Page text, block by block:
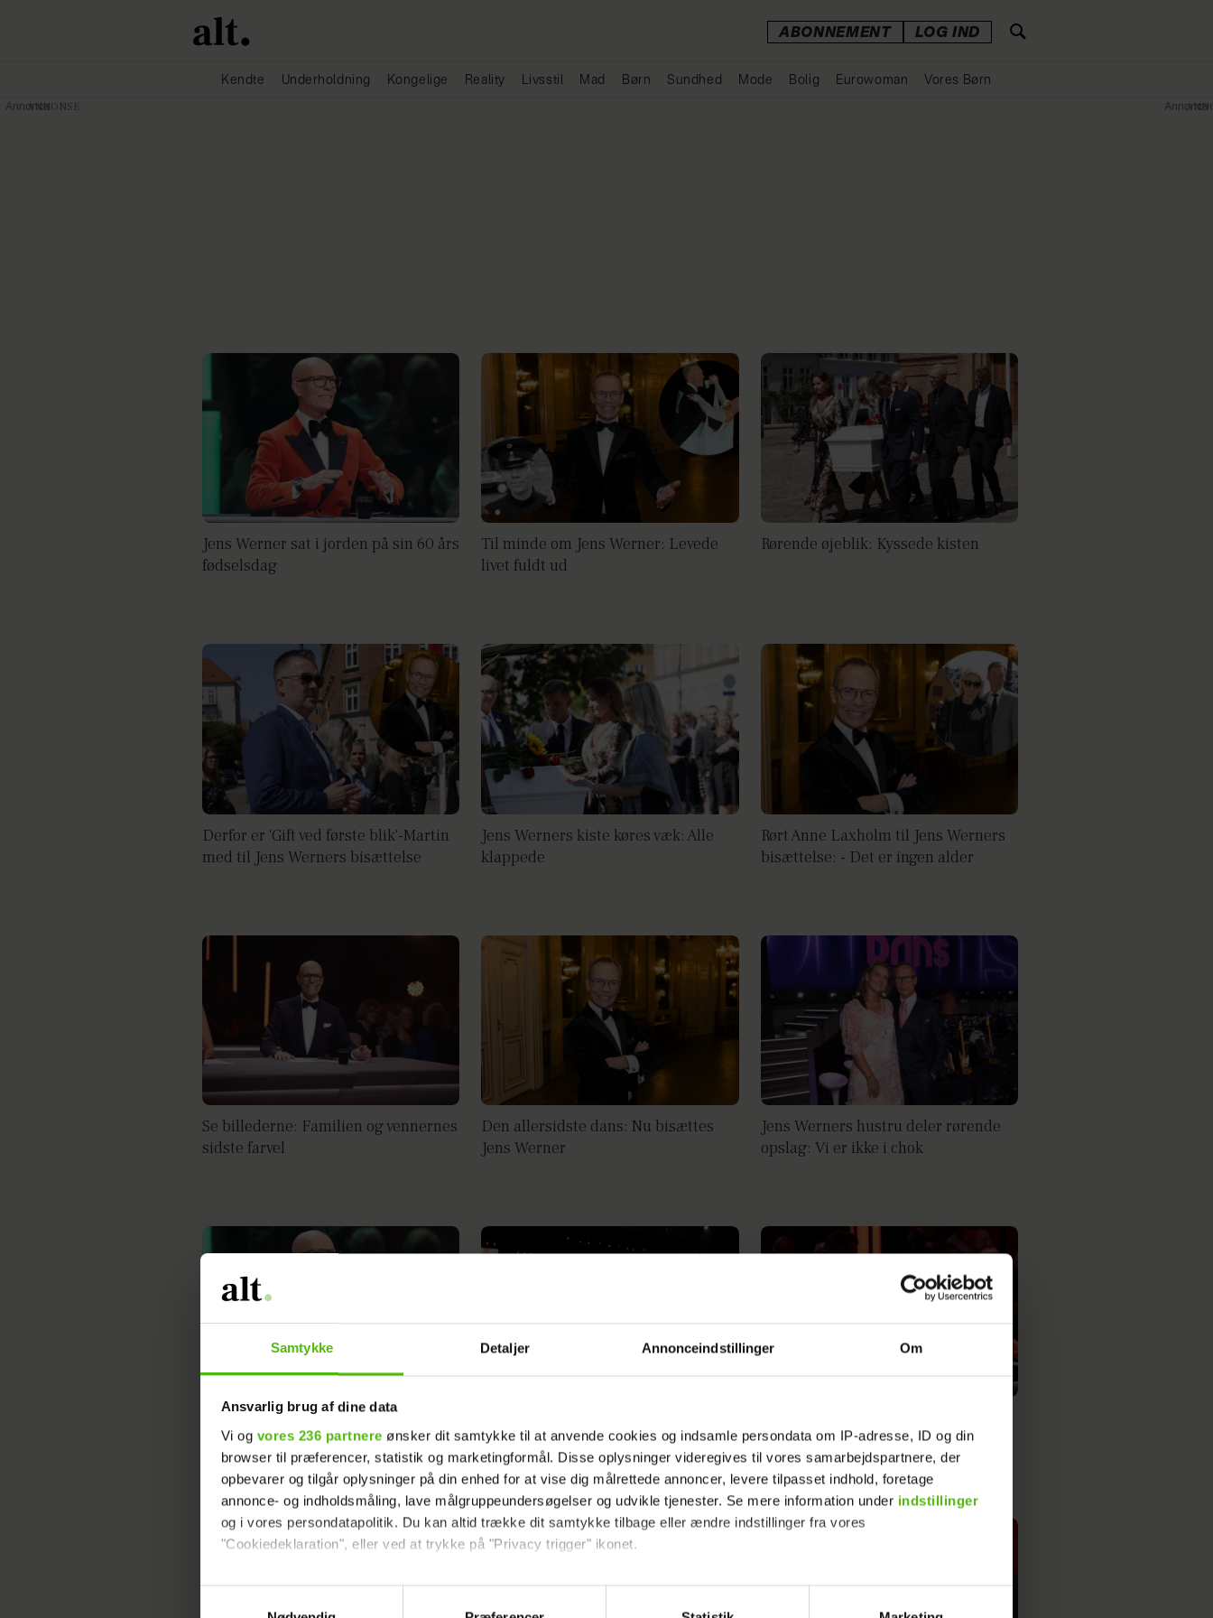
Samtykke Detaljer Annonceindstillinger Om
Ansvarlig brug af dine data
Vi og vores 236 partnere ønsker dit samtykke til at anvende cookies og indsamle persondata om IP-adresse, ID og din
browser til præferencer, statistik og marketingformål. Disse oplysninger videregives til vores samarbejdspartnere, der
opbevarer og tilgår oplysninger på din enhed for at vise dig målrettede annoncer, levere tilpasset indhold, foretage
annonce- og indholdsmåling, lave målgruppeundersøgelser og udvikle tjenester. Se mere information under indstillinger
og i vores persondatapolitik. Du kan altid trække dit samtykke tilbage eller ændre indstillinger fra vores
"Cookiedeklaration", eller ved at trykke på "Privacy trigger" ikonet.
Dine valg anvendes på hele websitet.
ABONNEMENT LOG IND
Kendte Underholdning Kongelige Reality Livsstil Mad Børn Sundhed Mode Bolig Eurowoman Vores Børn
Jens Werner sat i jorden på sin 60 års
fødselsdag
Til minde om Jens Werner: Levede
livet fuldt ud
Rørende øjeblik: Kyssede kisten
Derfor er 'Gift ved første blik'-Martin
med til Jens Werners bisættelse
Jens Werners kiste køres væk: Alle
klappede
Rørt Anne Laxholm til Jens Werners
bisættelse: - Det er ingen alder
Se billederne: Familien og vennernes
sidste farvel
Den allersidste dans: Nu bisættes
Jens Werner
Jens Werners hustru deler rørende
opslag: Vi er ikke i chok
Nu melder familien ud: Her skal Jens
Werner bisættes
Det gav mig lyst til at leve
rørende gave
Annonce Annonce